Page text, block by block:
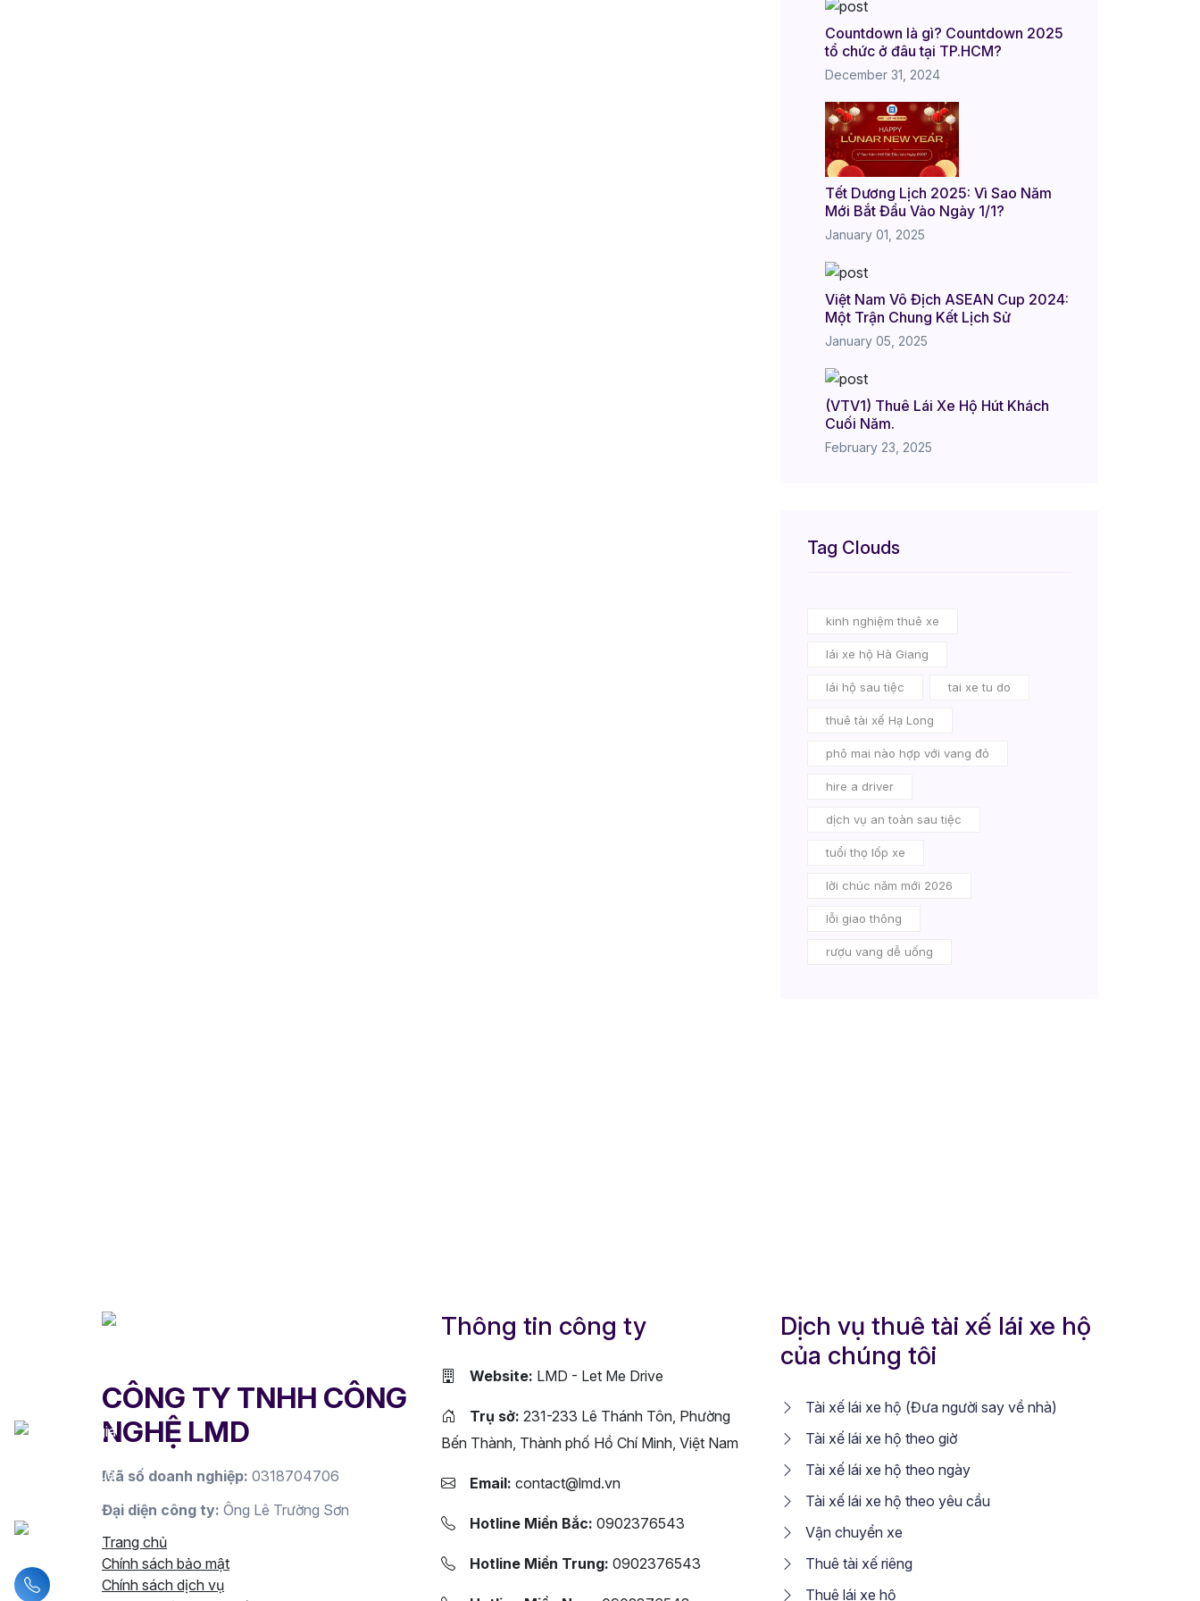
Countdown là gì? Countdown 2025
tổ chức ở đâu tại TP.HCM?
December 31, 2024
Tết Dương Lịch 2025: Vì Sao Năm
Mới Bắt Đầu Vào Ngày 1/1?
January 01, 2025
Việt Nam Vô Địch ASEAN Cup 2024:
Một Trận Chung Kết Lịch Sử
January 05, 2025
(VTV1) Thuê Lái Xe Hộ Hút Khách
Cuối Năm.
February 23, 2025
Tag Clouds
kinh nghiệm thuê xe
lái xe hộ Hà Giang
lái hộ sau tiệc tai xe tu do
thuê tài xế Hạ Long
phô mai nào hợp với vang đỏ
hire a driver
dịch vụ an toàn sau tiệc
tuổi thọ lốp xe
lời chúc năm mới 2026
lỗi giao thông
rượu vang dễ uống
CÔNG TY TNHH CÔNG
NGHỆ LMD
Mã số doanh nghiệp: 0318704706
Đại diện công ty: Ông Lê Trường Sơn
Trang chủ
Chính sách bảo mật
Chính sách dịch vụ
Thông tin công ty
Website: LMD - Let Me Drive
Trụ sở: 231-233 Lê Thánh Tôn, Phường
Bến Thành, Thành phố Hồ Chí Minh, Việt Nam
Email: contact@lmd.vn
Hotline Miền Bắc: 0902376543
Hotline Miền Trung: 0902376543
Dịch vụ thuê tài xế lái xe hộ
của chúng tôi
Tài xế lái xe hộ (Đưa người say về nhà)
Tài xế lái xe hộ theo giờ
Tài xế lái xe hộ theo ngày
Tài xế lái xe hộ theo yêu cầu
Vận chuyển xe
Thuê tài xế riêng
Thuê lái xe hộ
Liên hệ hotline